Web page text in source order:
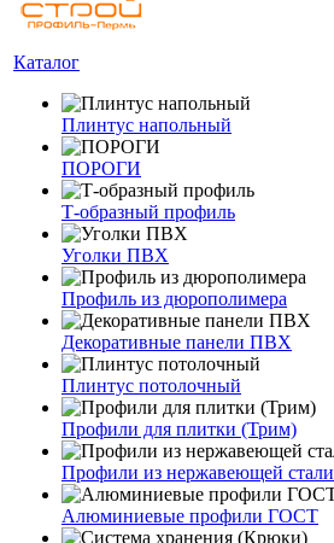
Каталог
Плинтус напольный
ПОРОГИ
Т-образный профиль
Уголки ПВХ
Профиль из дюрополимера
Декоративные панели ПВХ
Плинтус потолочный
Профили для плитки (Трим)
Профили из нержавеющей стали
Алюминиевые профили ГОСТ